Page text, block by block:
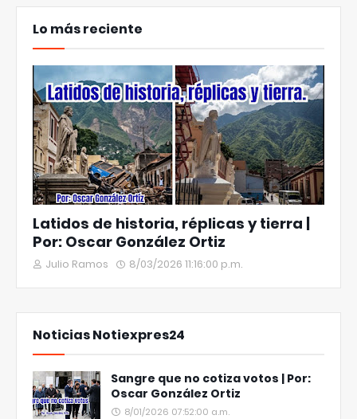
Lo más reciente
Latidos de historia, réplicas y tierra |
Por: Oscar González Ortiz
Julio Ramos 8/03/2026 11:16:00 p.m.
Noticias Notiexpres24
Sangre que no cotiza votos | Por:
Oscar González Ortiz
8/01/2026 07:52:00 a.m.